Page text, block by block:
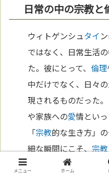
日常の中の宗教と
ウィトゲンシュタイ
ではなく、日常生活
た。彼にとって、倫理
中だけでなく、日々
現されるものだった
や家族への愛情とい
「宗教的な生き方」
細な瞬間にこそ、宗教
を通じてこ
メニュー ホーム